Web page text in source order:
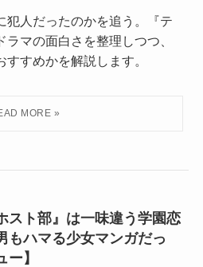
犯人だったのかを追う。『テ
マの面白さを整理しつつ、
すめかを解説します。
スト部』は一味違う学園恋
もハマる少女マンガだっ
ー】